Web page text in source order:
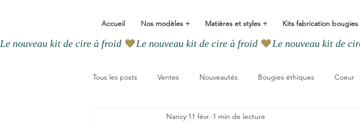
Accueil Nos modèles + Matières et styles + Kits fabrication bougies
Le nouveau kit de cire à froid
Tous les posts Ventes Nouveautés Bougies éthiques Coeur
Slow Décoration Slow Deco Cadeaux
Nancy 11 févr. 1 min de lecture